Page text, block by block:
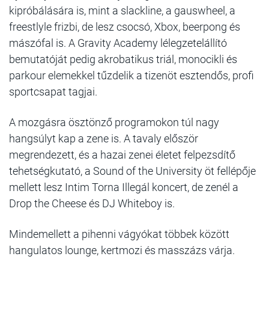
kipróbálására is, mint a slackline, a gauswheel, a
freestlyle frizbi, de lesz csocsó, Xbox, beerpong és
mászófal is. A Gravity Academy lélegzetelállító
bemutatóját pedig akrobatikus triál, monocikli és
parkour elemekkel tűzdelik a tizenöt esztendős, profi
sportcsapat tagjai.
A mozgásra ösztönző programokon túl nagy
hangsúlyt kap a zene is. A tavaly először
megrendezett, és a hazai zenei életet felpezsdítő
tehetségkutató, a Sound of the University öt fellépője
mellett lesz Intim Torna Illegál koncert, de zenél a
Drop the Cheese és DJ Whiteboy is.
Mindemellett a pihenni vágyókat többek között
hangulatos lounge, kertmozi és masszázs várja.